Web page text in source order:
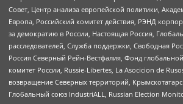
Совет, Центр анализа европейской политики,
Европа, Российский комитет действия, РЭНД
за демократию в России, Настоящая Россия,
расследователей, Служба поддержки, Свободная
Россия Северный Рейн-Вестфалия, Фонд
комитет России, Russie-Libertes, La Asocicion de
возвращение Северных территорий,
Глобальный союз IndustriALL, Russian Election